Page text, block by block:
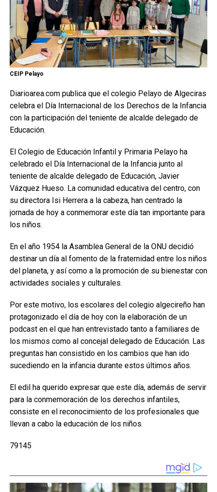
CEIP Pelayo
Diarioarea.com publica que el colegio Pelayo de Algeciras
celebra el Día Internacional de los Derechos de la Infancia
con la participación del teniente de alcalde delegado de
Educación.
El Colegio de Educación Infantil y Primaria Pelayo ha
celebrado el Día Internacional de la Infancia junto al
teniente de alcalde delegado de Educación, Javier
Vázquez Hueso. La comunidad educativa del centro, con
su directora Isi Herrera a la cabeza, han centrado la
jornada de hoy a conmemorar este día tan importante para
los niños.
En el año 1954 la Asamblea General de la ONU decidió
destinar un día al fomento de la fraternidad entre los niños
del planeta, y así como a la promoción de su bienestar con
actividades sociales y culturales.
Por este motivo, los escolares del colegio algecireño han
protagonizado el día de hoy con la elaboración de un
podcast en el que han entrevistado tanto a familiares de
los mismos como al concejal delegado de Educación. Las
preguntas han consistido en los cambios que han ido
sucediendo en la infancia durante estos últimos años.
El edil ha querido expresar que este día, además de servir
para la conmemoración de los derechos infantiles,
consiste en el reconocimiento de los profesionales que
llevan a cabo la educación de los niños.
79145